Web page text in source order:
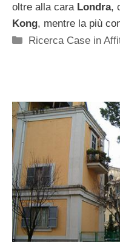
oltre alla cara Londra,
Kong, mentre la più
Categorie
Ricerca Case in